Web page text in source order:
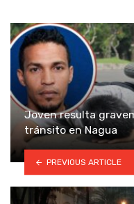
Joven resulta
tránsito en Nagua
PREVIOUS ARTICLE